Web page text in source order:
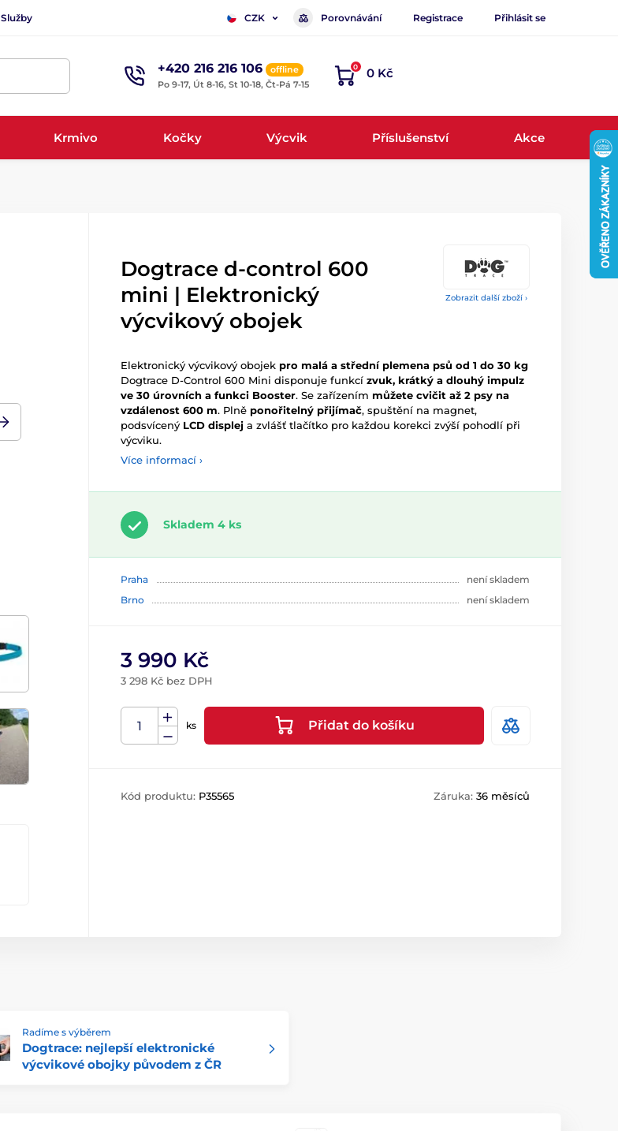
Služby CZK Porovnávání Registrace Přihlásit se
+420 216 216 106
offline
Po 9-17, Út 8-16, St 10-18, Čt-Pá 7-15
0 0 Kč
Krmivo Kočky Výcvik Příslušenství Akce
Zobrazit další zboží ›
Dogtrace d-control 600
mini | Elektronický
výcvikový obojek
Elektronický výcvikový obojek pro malá a střední plemena psů od 1 do 30 kg
Dogtrace D-Control 600 Mini disponuje funkcí zvuk, krátký a dlouhý impulz
ve 30 úrovních a funkci Booster. Se zařízením můžete cvičit až 2 psy na
vzdálenost 600 m. Plně ponořitelný přijímač, spuštění na magnet,
podsvícený LCD displej a zvlášť tlačítko pro každou korekci zvýší pohodlí při
výcviku.
Více informací ›
Skladem 4 ks
Praha
není skladem
Brno
není skladem
3 990 Kč
3 298 Kč bez DPH
ks Přidat do košíku
Kód produktu: P35565 Záruka: 36 měsíců
Radíme s výběrem
Dogtrace: nejlepší elektronické
výcvikové obojky původem z ČR